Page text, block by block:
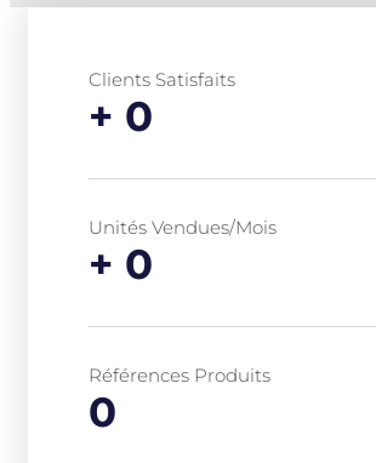
Clients Satisfaits
+ 0
Unités Vendues/mois
+ 0
Références Produits
0